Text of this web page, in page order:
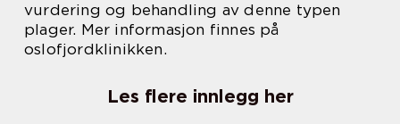
vurdering og behandling av denne typen
plager. Mer informasjon finnes på
oslofjordklinikken.
Les flere innlegg her